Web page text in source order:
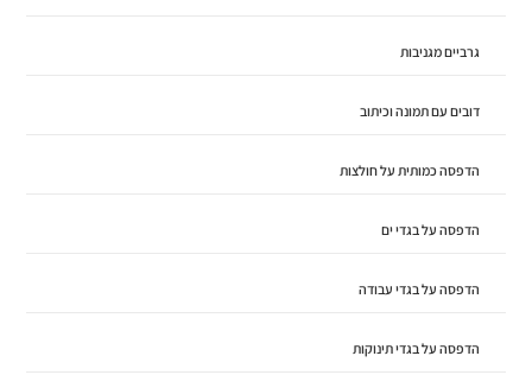
גרביים מגניבות
דובים עם תמונה וכיתוב
הדפסה כמותית על חולצות
הדפסה על בגדי ים
הדפסה על בגדי עבודה
הדפסה על בגדי תינוקות